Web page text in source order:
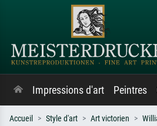
Impressions d'art Peintres
Accueil Style d'art Art victorien